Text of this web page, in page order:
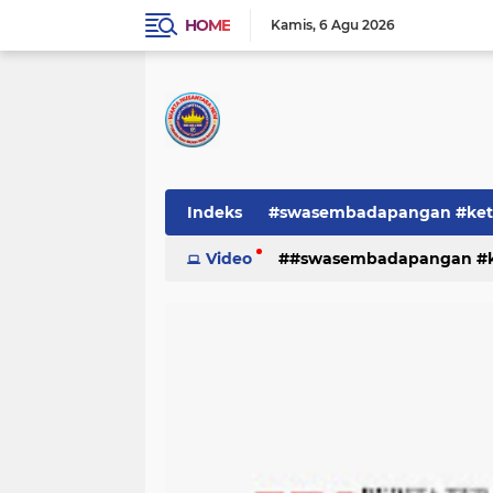
HOME Kamis 6 Agu 2026
Indeks #swasembadapangan
Pemerintah PEMERINTAHAN
Video #swasembadapangan